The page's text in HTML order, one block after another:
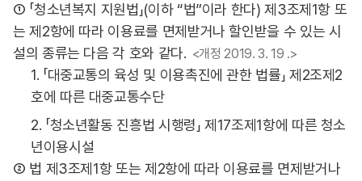
① 「청소년복지 지원법」(이하 “법”이라 한다) 제3조제1항 또
는 제2항에 따라 이용료를 면제받거나 할인받을 수 있는 시
설의 종류는 다음 각 호와 같다. <개정 2019. 3. 19 .>
1. 「대중교통의 육성 및 이용촉진에 관한 법률」 제2조제2
호에 따른 대중교통수단
2. 「청소년활동 진흥법 시행령」 제17조제1항에 따른 청소
년이용시설
② 법 제3조제1항 또는 제2항에 따라 이용료를 면제받거나